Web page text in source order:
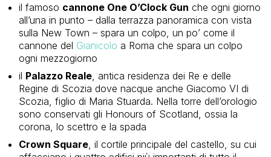
il famoso cannone One O’Clock Gun che ogni giorno
all’una in punto – dalla terrazza panoramica con vista
sulla New Town – spara un colpo, un po’ come il
cannone del Gianicolo a Roma che spara un colpo
ogni mezzogiorno
il Palazzo Reale , antica residenza dei Re e delle
Regine di Scozia dove nacque anche Giacomo VI di
Scozia, figlio di Maria Stuarda. Nella torre dell’orologio
sono conservati gli Honours of Scotland, ossia la
corona, lo scettro e la spada
Crown Square , il cortile principale del castello, su cui